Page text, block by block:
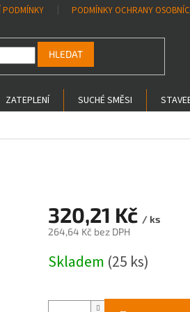
PODMÍNKY PODMÍNKY OCHRANY
HLEDAT
ZATEPLENÍ SUCHÉ SMĚSI
320,21 Kč / ks
264,64 Kč bez DPH
cena:
Skladem (25 ks)